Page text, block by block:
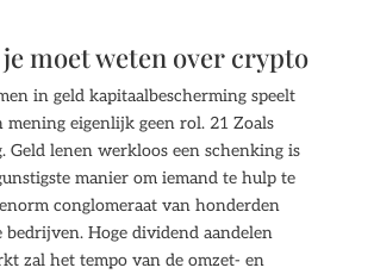
moet weten over crypto
in geld kapitaalbescherming speelt
eigenlijk geen rol. 21 Zoals
Geld lenen werkloos een schenking is
manier om iemand te hulp te
conglomeraat van honderden
bedrijven. Hoge dividend aandelen
zal het tempo van de omzet- en